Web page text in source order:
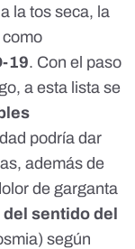
la tos seca, la
19. Con el paso
a esta lista se
podría dar
además de
de garganta
sentido del
según